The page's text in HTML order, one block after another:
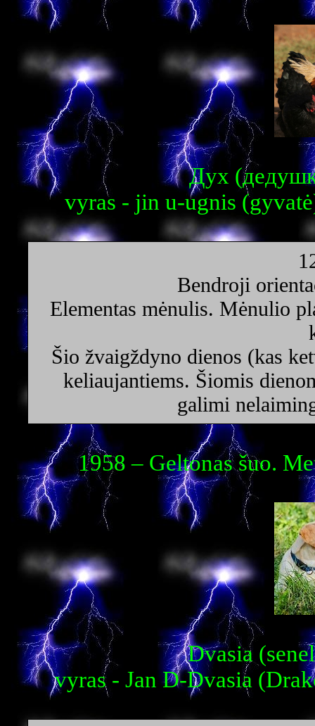
Дух
vyras - jin u-ugnis
Bendroji
Elementas mėnulis. Mėnulio
Šio žvaigždyno dienos (kas
keliaujantiems. Šiomis
galimi
1958 – Geltonas šuo.
Dvasia
vyras - Jan D-Dvasia